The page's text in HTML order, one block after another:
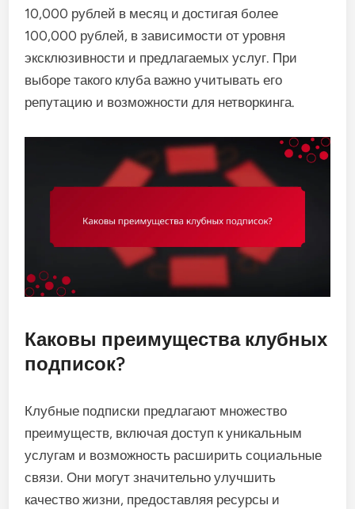
10,000 рублей в месяц и достигая более
100,000 рублей, в зависимости от уровня
эксклюзивности и предлагаемых услуг. При
выборе такого клуба важно учитывать его
репутацию и возможности для нетворкинга.
Каковы преимущества клубных
подписок?
Клубные подписки предлагают множество
преимуществ, включая доступ к уникальным
услугам и возможность расширить социальные
связи. Они могут значительно улучшить
качество жизни, предоставляя ресурсы и